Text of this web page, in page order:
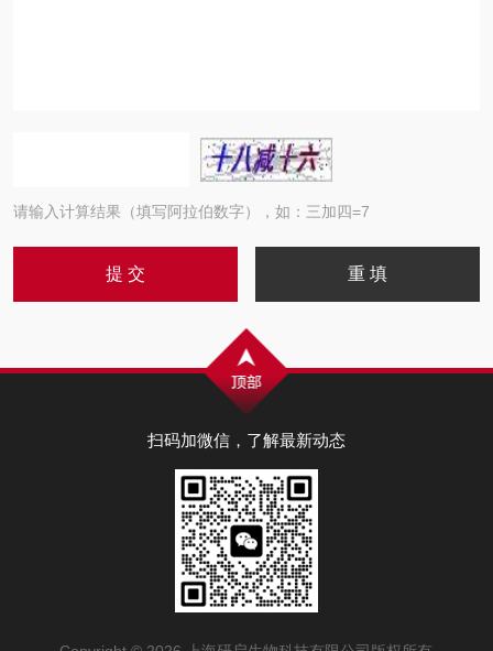
请输入计算结果（填写阿拉伯数字），如：三加四=7
扫码加微信，了解最新动态